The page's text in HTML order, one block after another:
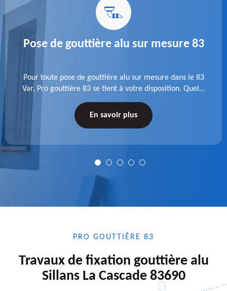
Pose de gouttière alu sur mesure 83
Pour toute pose de gouttière alu sur mesure dans le 83
Var, Pro gouttière 83 se tient à votre disposition. Quelle
nous confiance.
En savoir plus
PRO GOUTTIÈRE 83
Travaux de fixation gouttière alu
Sillans La Cascade 83690